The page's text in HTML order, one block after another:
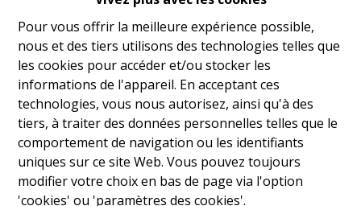
Pour vous offrir la meilleure expérience possible,
nous et des tiers utilisons des technologies telles que
les cookies pour accéder et/ou stocker les
informations de l'appareil. En acceptant ces
technologies, vous nous autorisez, ainsi qu'à des
tiers, à traiter des données personnelles telles que le
comportement de navigation ou les identifiants
uniques sur ce site Web. Vous pouvez toujours
modifier votre choix en bas de page via l'option
'cookies' ou 'paramètres des cookies'.
1200 Woluwé-Saint-Lambert| Ref: 16641
€ 9.500.000
2500 m² 15